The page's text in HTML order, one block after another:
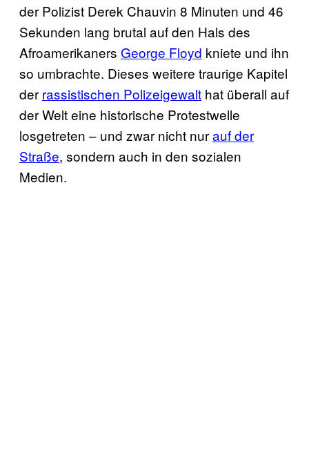
der Polizist Derek Chauvin 8 Minuten und 46
Sekunden lang brutal auf den Hals des
Afroamerikaners George Floyd kniete und ihn
so umbrachte. Dieses weitere traurige Kapitel
der rassistischen Polizeigewalt hat überall auf
der Welt eine historische Protestwelle
losgetreten – und zwar nicht nurauf der
Straße, sondern auch in den sozialen
Medien.